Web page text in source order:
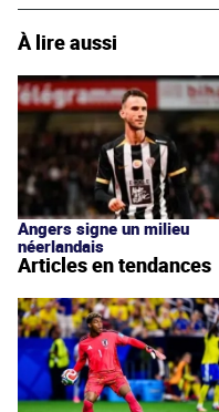
À lire aussi
Angers signe un milieu
néerlandais
Articles en tendances